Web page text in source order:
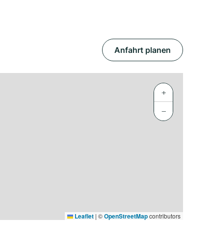
Anfahrt planen
+
−
Leaflet | ©OpenStreetMapcontributors